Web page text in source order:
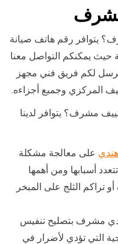
مشرف
يتوافر رقم هاتف صيانة
حيث يمكنكم التواصل معنا
لكم فريق فني مجهز
المركزي وجميع أجزاءه.
مشرف؟ يتوافر لدينا
على معالجة مشكلة
أسبابها ومن أهمها
تراكم الثلج على المبخر
مشرف بتصليح تنفيس
التي تؤدي لأضرار في